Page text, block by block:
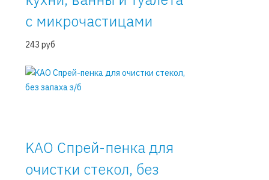
с микрочастицами
243 руб
KAO Спрей-пенка для
очистки стекол, без